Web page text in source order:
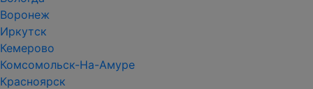
Воронеж
Иркутск
Кемерово
Комсомольск-На-Амуре
Красноярск